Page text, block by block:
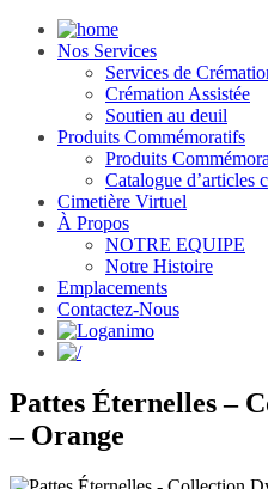
Nos Services
Services de
Crémation Assistée
Soutien au deuil
Produits Commémoratifs
Produits
Catalogue d’articles
Cimetière Virtuel
À Propos
NOTRE EQUIPE
Notre Histoire
Emplacements
Contactez-Nous
Pattes Éternelles –
– Orange